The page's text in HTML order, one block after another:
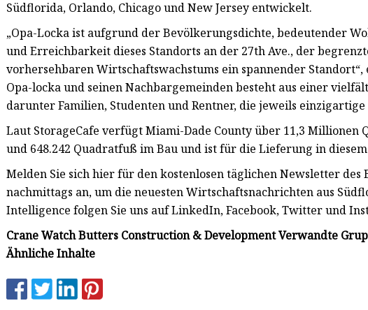
Südflorida, Orlando, Chicago und New Jersey entwickelt.
„Opa-Locka ist aufgrund der Bevölkerungsdichte, bedeutender
und Erreichbarkeit dieses Standorts an der 27th Ave., der
vorhersehbaren Wirtschaftswachstums ein spannender
Opa-locka und seinen Nachbargemeinden besteht aus einer
darunter Familien, Studenten und Rentner, die jeweils
Laut StorageCafe verfügt Miami-Dade County über 11,3 Millionen
und 648.242 Quadratfuß im Bau und ist für die Lieferung in
Melden Sie sich hier für den kostenlosen täglichen Newsletter des
nachmittags an, um die neuesten Wirtschaftsnachrichten aus
Intelligence folgen Sie uns auf LinkedIn, Facebook, Twitter und
Crane Watch Butters Construction & Development Verwandte
Ähnliche Inhalte